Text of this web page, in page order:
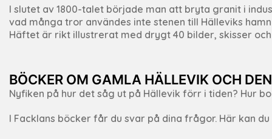
I slutet av 1800-talet började man att bryta granit i
vad många tror användes inte stenen till Hälleviks
Häftet är rikt illustrerat med drygt 40 bilder, skisser
BÖCKER OM GAMLA HÄLLEVIK OCH
Nyfiken på hur det såg ut på Hällevik förr i tiden? Hur
I Facklans böcker får du svar på dina frågor. Här kan